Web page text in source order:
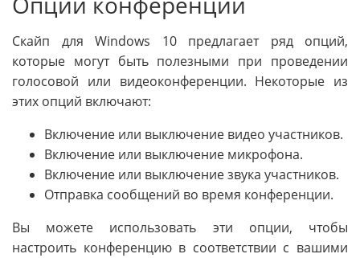
Скайп для Windows 10 предлагает ряд опций,
которые могут быть полезными при проведении
голосовой или видеоконференции. Некоторые из
этих опций включают:
Включение или выключение видео участников.
Включение или выключение микрофона.
Включение или выключение звука участников.
Отправка сообщений во время конференции.
Вы можете использовать эти опции, чтобы
настроить конференцию в соответствии с вашими